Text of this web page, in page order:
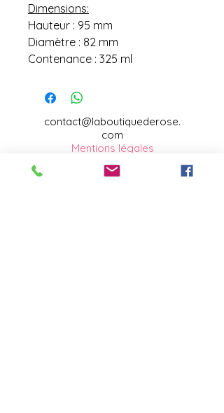
Dimensions:
Hauteur : 95 mm
Diamètre : 82 mm
Contenance : 325 ml
contact@laboutiquederose.
com
Mentions légales
--